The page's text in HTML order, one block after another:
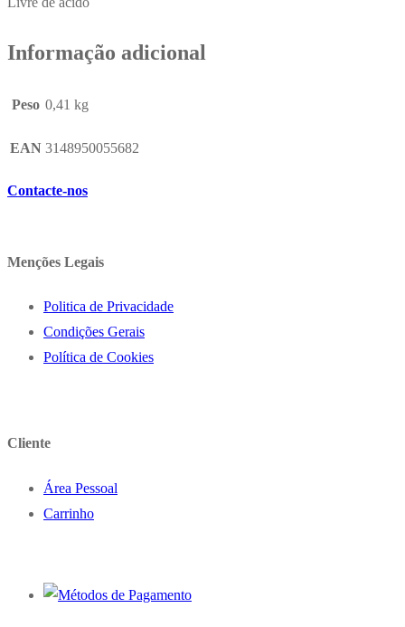
Informação adicional
Peso 0,41 kg
EAN 3148950055682
Contacte-nos
Menções Legais
Politica de Privacidade
Condições Gerais
Política de Cookies
Cliente
Área Pessoal
Carrinho